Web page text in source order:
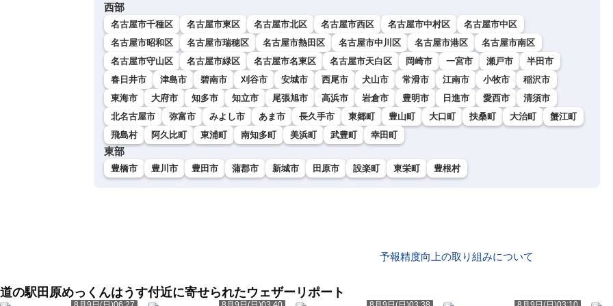
西部
名古屋市千種区 名古屋市東区 名古屋市北区 名古屋市西区 名古屋市中村区
名古屋市中区
名古屋市昭和区
名古屋市瑞穂区 名古屋市熱田区 名古屋市中川区 名古屋市港区
名古屋市南区
名古屋市守山区
名古屋市緑区 名古屋市名東区 名古屋市天白区 岡崎市 一宮市 瀬戸市
半田市
春日井市
津島市 碧南市 刈谷市 安城市 西尾市 犬山市 常滑市 江南市 小牧市
稲沢市
東海市
大府市 知多市 知立市 尾張旭市 高浜市 岩倉市 豊明市 日進市 愛西市
清須市
北名古屋市
弥富市 みよし市 あま市 長久手市 東郷町 豊山町 大口町 扶桑町 大治町
蟹江町
飛島村
阿久比町 東浦町 南知多町 美浜町 武豊町 幸田町
東部
豊橋市 豊川市 豊田市 蒲郡市 新城市 田原市 設楽町 東栄町 豊根村
予報精度向上の取り組みについて
道の駅田原めっくんはうす付近に寄せられたウェザーリポート